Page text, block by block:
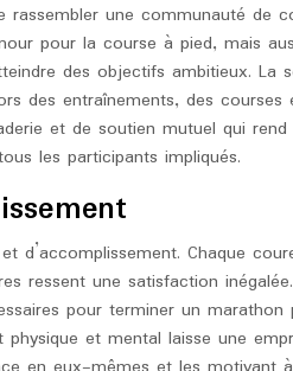
une communauté de
pour la course à pied, mais
des objectifs ambitieux. La
des entraînements, des courses
et de soutien mutuel qui rend
les participants impliqués.
d’accomplissement. Chaque
ressent une satisfaction
pour terminer un marathon
et mental laisse une